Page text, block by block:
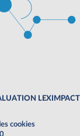
LEXIMPACT
cookies